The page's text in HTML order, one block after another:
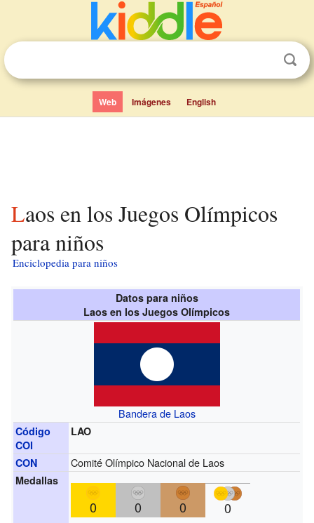
Web Imágenes English
Laos en los Juegos Olímpicos
para niños
Enciclopedia para niños
Datos para niños
Laos en los Juegos Olímpicos
Bandera de Laos
Código
COI
LAO
CON Comité Olímpico Nacional de Laos
Medallas
0 0 0 0